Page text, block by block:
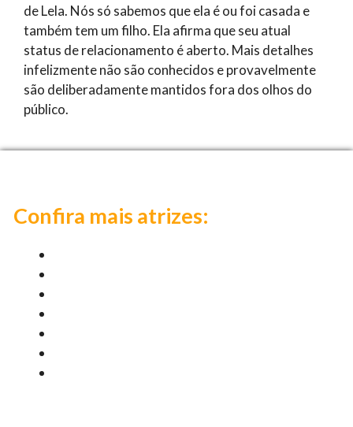
de Lela. Nós só sabemos que ela é ou foi casada e
também tem um filho. Ela afirma que seu atual
status de relacionamento é aberto. Mais detalhes
infelizmente não são conhecidos e provavelmente
são deliberadamente mantidos fora dos olhos do
público.
Confira mais atrizes: